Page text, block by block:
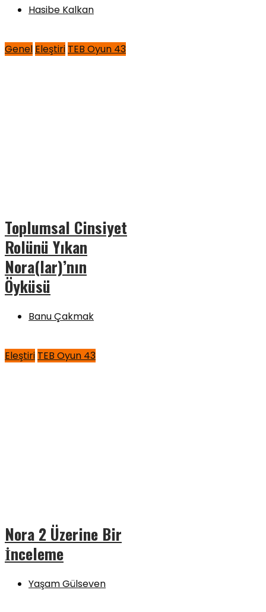
Hasibe Kalkan
Genel Eleştiri TEB Oyun 43
Toplumsal Cinsiyet
Rolünü Yıkan
Nora(lar)’nın
Öyküsü
Banu Çakmak
Eleştiri TEB Oyun 43
Nora 2 Üzerine Bir
İnceleme
Yaşam Gülseven